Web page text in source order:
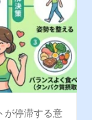
が停滞する意